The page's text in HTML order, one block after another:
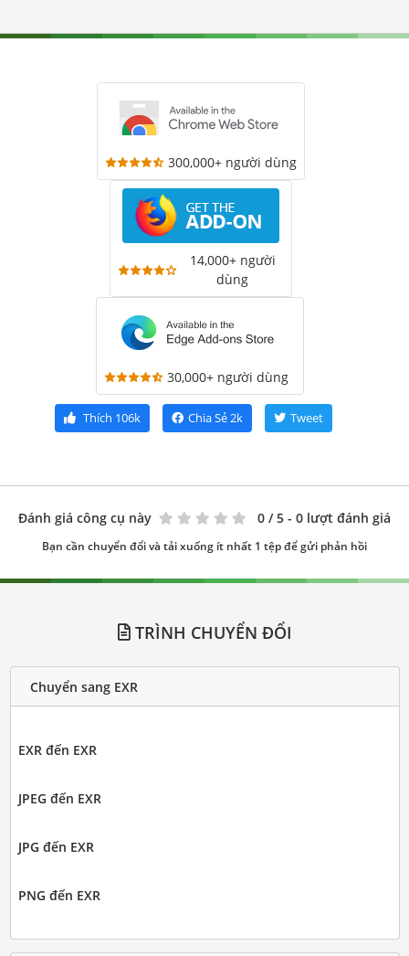
300,000+ người dùng
14,000+ người
dùng
30,000+ người dùng
Thích 106k Chia Sẻ2k Tweet
Đánh giá công cụ này 0 / 5 - 0 lượt đánh giá
Bạn cần chuyển đổi và tải xuống ít nhất 1 tệp để gửi phản hồi
TRÌNH CHUYỂN ĐỔI
Chuyển sang EXR
EXR đến EXR
JPEG đến EXR
JPG đến EXR
PNG đến EXR